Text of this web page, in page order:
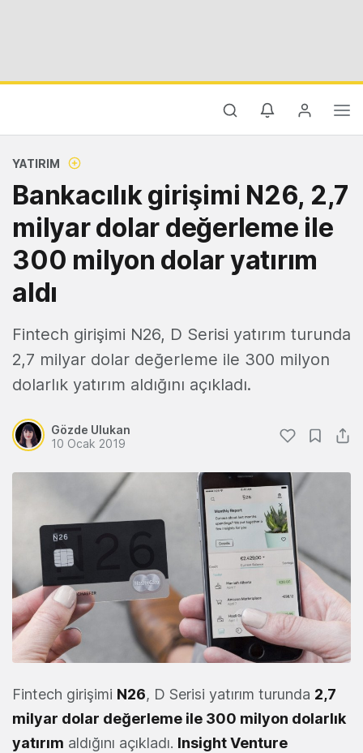
YATIRIM
Bankacılık girişimi N26, 2,7
milyar dolar değerleme ile
300 milyon dolar yatırım
aldı
Fintech girişimi N26, D Serisi yatırım turunda
2,7 milyar dolar değerleme ile 300 milyon
dolarlık yatırım aldığını açıkladı.
Gözde Ulukan
10 Ocak 2019
Fintech girişimi N26, D Serisi yatırım turunda 2,7
milyar dolar değerleme ile 300 milyon dolarlık
yatırım aldığını açıkladı. Insight Venture